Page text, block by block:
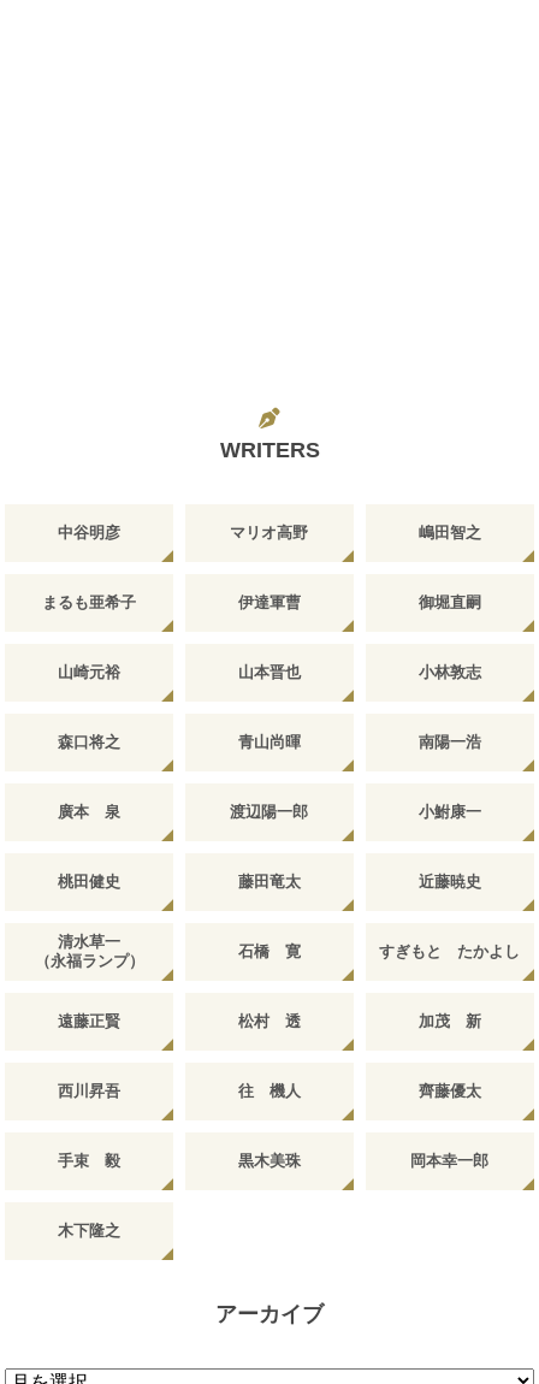
WRITERS
中谷明彦 マリオ高野 嶋田智之
まるも亜希子 伊達軍曹 御堀直嗣
山崎元裕 山本晋也 小林敦志
森口将之 青山尚暉 南陽一浩
廣本 泉 渡辺陽一郎 小鮒康一
桃田健史 藤田竜太 近藤暁史
清水草一
（永福ランプ）
石橋 寛 すぎもと たかよし
遠藤正賢 松村 透 加茂 新
西川昇吾 往 機人 齊藤優太
手束 毅 黒木美珠 岡本幸一郎
木下隆之
アーカイブ